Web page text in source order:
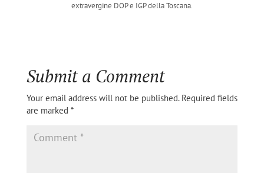
extravergine DOP e IGP della Toscana.
Submit a Comment
Your email address will not be published. Required fields
are marked *